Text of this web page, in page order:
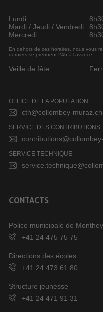
Lundi
Mardi / Jeudi / Vendredi
Mercredi
En dehors de ces horaires, nous vous
derniers se prennent 24h à l’avance.
Veille de fête
OFFICE DE LA POPULATION
cth@collombey-muraz.ch
SERVICE DES CONTRIBUTIONS
SERVICE TECHNIQUE
CONTACTS
Police municipale de Monthey
+41 24 475 75 75
Directions des écoles
+41 24 473 61 80
Structure jeunesse
+41 24 471 91 31